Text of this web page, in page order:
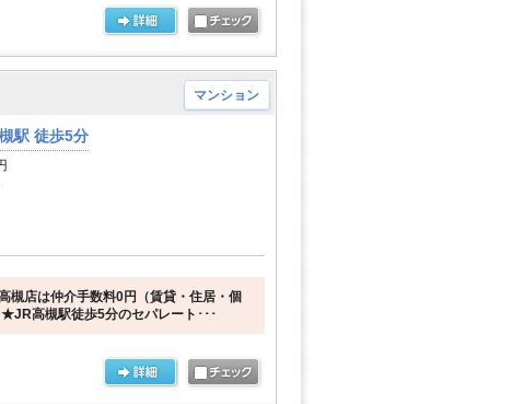
マンション
駅 徒歩5分
槻店は仲介手数料0円（賃貸・住居・個
高槻駅徒歩5分のセパレート･･･